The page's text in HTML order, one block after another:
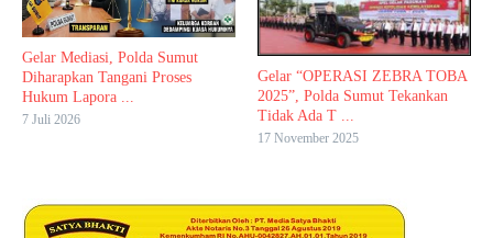
Gelar Mediasi, Polda Sumut
Diharapkan Tangani Proses
Hukum Lapora ...
7 Juli 2026
Gelar “OPERASI ZEBRA TOBA
2025”, Polda Sumut Tekankan
Tidak Ada T ...
17 November 2025